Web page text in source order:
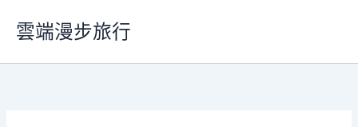
要
雲端漫步旅行